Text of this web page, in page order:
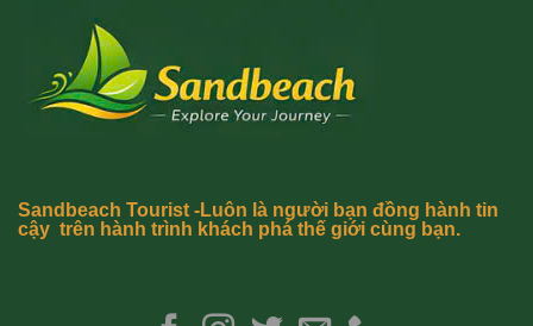
Sandbeach Tourist -Luôn là người bạn đồng hành tin
cậy trên hành trình khách phá thế giới cùng bạn.